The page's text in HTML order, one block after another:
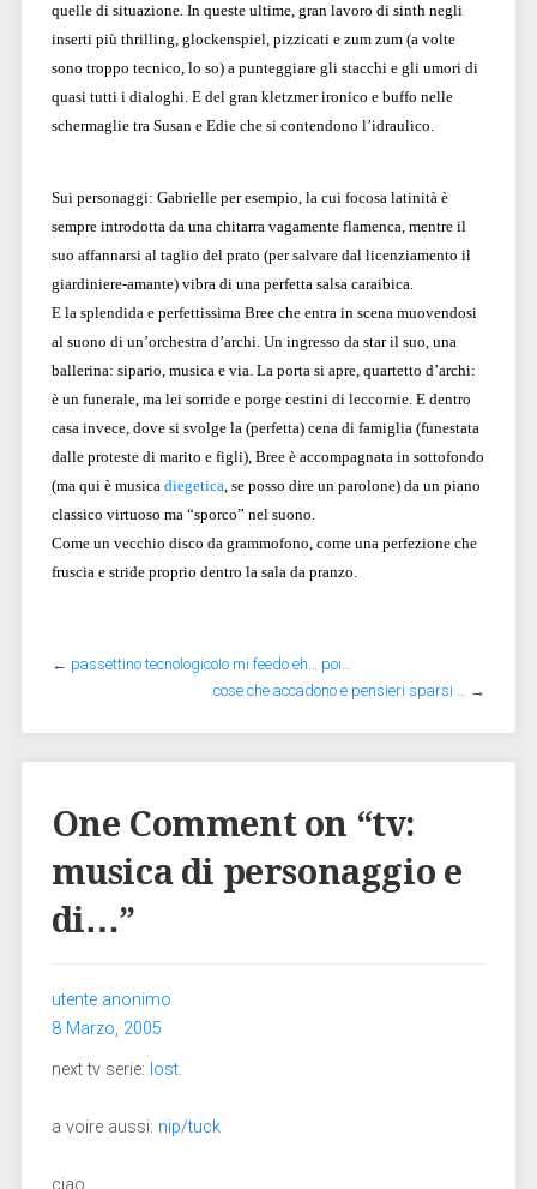
quelle di situazione. In queste ultime, gran lavoro di sinth negli
inserti più thrilling, glockenspiel, pizzicati e zum zum (a volte
sono troppo tecnico, lo so) a punteggiare gli stacchi e gli umori di
quasi tutti i dialoghi. E del gran kletzmer ironico e buffo nelle
schermaglie tra Susan e Edie che si contendono l’idraulico.
Sui personaggi: Gabrielle per esempio, la cui focosa latinità è
sempre introdotta da una chitarra vagamente flamenca, mentre il
suo affannarsi al taglio del prato (per salvare dal licenziamento il
giardiniere-amante) vibra di una perfetta salsa caraibica.
E la splendida e perfettissima Bree che entra in scena muovendosi
al suono di un’orchestra d’archi. Un ingresso da star il suo, una
ballerina: sipario, musica e via. La porta si apre, quartetto d’archi:
è un funerale, ma lei sorride e porge cestini di leccornie. E dentro
casa invece, dove si svolge la (perfetta) cena di famiglia (funestata
dalle proteste di marito e figli), Bree è accompagnata in sottofondo
(ma qui è musica diegetica, se posso dire un parolone) da un piano
classico virtuoso ma “sporco” nel suono.
Come un vecchio disco da grammofono, come una perfezione che
fruscia e stride proprio dentro la sala da pranzo.
← passettino tecnologicoIo mi feedo eh… poi…
cose che accadono e pensieri sparsi … →
One Comment on “tv:
musica di personaggio e
di…”
utente anonimo
8 Marzo, 2005
next tv serie: lost.
a voire aussi: nip/tuck
ciao,